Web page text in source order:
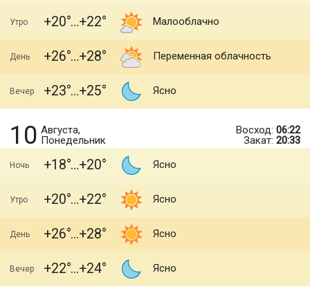
Утро +20 +22 Малооблачно
День +26 +28 Переменная облачность
Вечер +23 +25 Ясно
10 Августа,
Понедельник
Восход: 06:22
Закат: 20:33
Ночь +18 +20 Ясно
Утро +20 +22 Ясно
День +26 +28 Ясно
Вечер +22 +24 Ясно